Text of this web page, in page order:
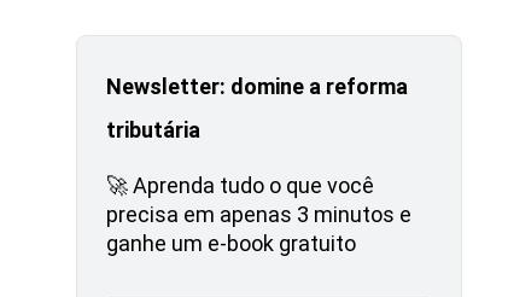
Newsletter: domine a reforma
tributária
🚀 Aprenda tudo o que você
precisa em apenas 3 minutos e
ganhe um e-book gratuito